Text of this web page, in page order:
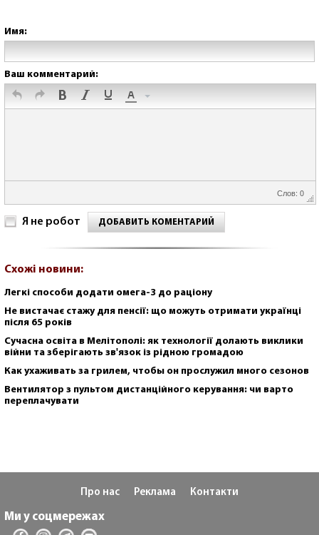
Имя:
Ваш комментарий:
Слов: 0
Я не робот ДОБАВИТЬ КОМЕНТАРИЙ
Схожі новини:
Легкі способи додати омега-3 до раціону
Не вистачає стажу для пенсії: що можуть отримати українці
після 65 років
Сучасна освіта в Мелітополі: як технології долають виклики
війни та зберігають зв'язок із рідною громадою
Как ухаживать за грилем, чтобы он прослужил много сезонов
Вентилятор з пультом дистанційного керування: чи варто
переплачувати
Про нас Реклама Контакти
Ми у соцмережах